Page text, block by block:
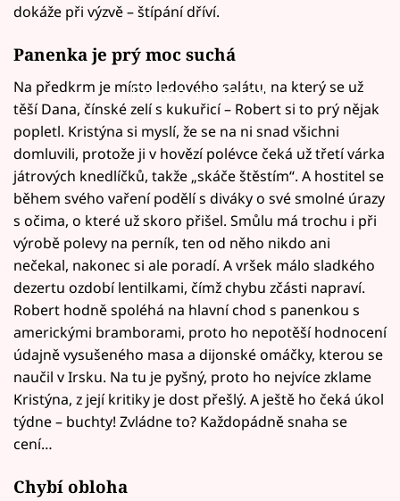
dokáže při výzvě – štípání dříví.
Panenka je prý moc suchá
Failed to fetch
Na předkrm je místo ledového salátu, na který se už
těší Dana, čínské zelí s kukuřicí – Robert si to prý nějak
popletl. Kristýna si myslí, že se na ni snad všichni
domluvili, protože ji v hovězí polévce čeká už třetí várka
játrových knedlíčků, takže „skáče štěstím“. A hostitel se
během svého vaření podělí s diváky o své smolné úrazy
s očima, o které už skoro přišel. Smůlu má trochu i při
výrobě polevy na perník, ten od něho nikdo ani
nečekal, nakonec si ale poradí. A vršek málo sladkého
dezertu ozdobí lentilkami, čímž chybu zčásti napraví.
Robert hodně spoléhá na hlavní chod s panenkou s
americkými bramborami, proto ho nepotěší hodnocení
údajně vysušeného masa a dijonské omáčky, kterou se
naučil v Irsku. Na tu je pyšný, proto ho nejvíce zklame
Kristýna, z její kritiky je dost přešlý. A ještě ho čeká úkol
týdne – buchty! Zvládne to? Každopádně snaha se
cení…
Chybí obloha